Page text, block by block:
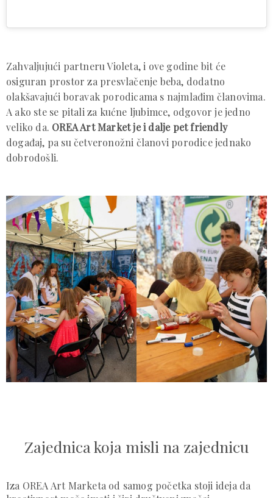
Zahvaljujući partneru Violeta, i ove godine bit će
osiguran prostor za presvlačenje beba, dodatno
olakšavajući boravak porodicama s najmlađim članovima.
A ako ste se pitali za kućne ljubimce, odgovor je jedno
veliko da. OREA Art Market je i dalje pet friendly
događaj, pa su četveronožni članovi porodice jednako
dobrodošli.
Zajednica koja misli na zajednicu
Iza OREA Art Marketa od samog početka stoji ideja da